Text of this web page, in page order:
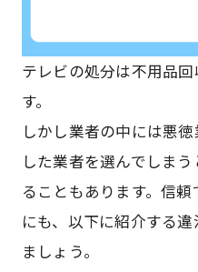
テレビの処分は不用品
す。
しかし業者の中には悪
した業者を選んでしま
ることもあります。信
にも、以下に紹介する
ましょう。